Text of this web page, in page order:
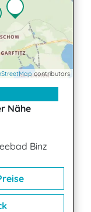
contributors
Nähe
Binz